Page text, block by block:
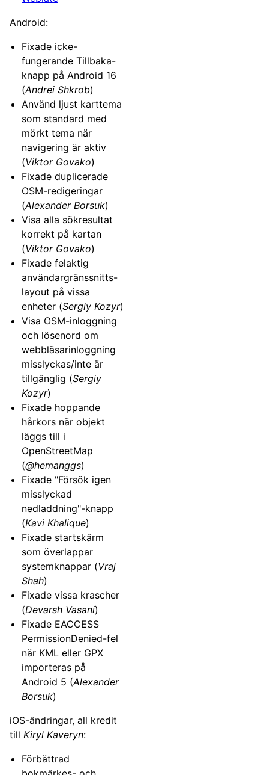
Android:
Fixade icke-
fungerande Tillbaka-
knapp på Android 16
(Andrei Shkrob)
Använd ljust karttema
som standard med
mörkt tema när
navigering är aktiv
(Viktor Govako)
Fixade duplicerade
OSM-redigeringar
(Alexander Borsuk)
Visa alla sökresultat
korrekt på kartan
(Viktor Govako)
Fixade felaktig
användargränssnitts-
layout på vissa
enheter (Sergiy Kozyr)
Visa OSM-inloggning
och lösenord om
webbläsarinloggning
misslyckas/inte är
tillgänglig (Sergiy
Kozyr)
Fixade hoppande
hårkors när objekt
läggs till i
OpenStreetMap
(@hemanggs)
Fixade "Försök igen
misslyckad
nedladdning"-knapp
(Kavi Khalique)
Fixade startskärm
som överlappar
systemknappar (Vraj
Shah)
Fixade vissa krascher
(Devarsh Vasani)
Fixade EACCESS
PermissionDenied-fel
när KML eller GPX
importeras på
Android 5 (Alexander
Borsuk)
iOS-ändringar, all kredit
till Kiryl Kaveryn:
Förbättrad